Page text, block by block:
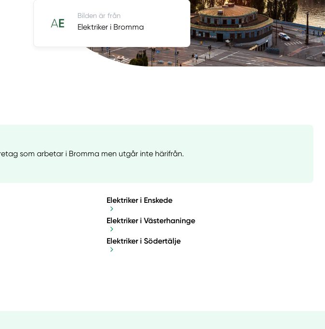
Bilden är från
Elektriker i Bromma
som arbetar i Bromma men utgår inte härifrån.
Elektriker i Enskede
Elektriker i Västerhaninge
Elektriker i Södertälje